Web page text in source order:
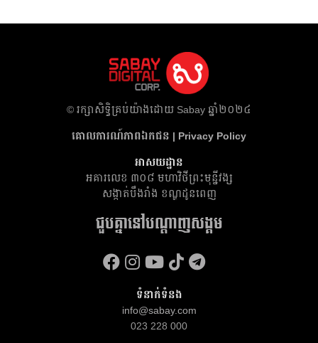
​© រក្សា​សិទ្ធិ​គ្រប់​យ៉ាង​ដោយ​ Sabay ឆ្នាំ​២០២៤
គោលការណ៍​ភាព​ឯកជន | Privacy Policy
អាសយដ្ឋាន
អគារ​លេខ ៣០៨ មហាវិថីព្រះមុន្នីវង្ស
សង្កាត់បឹងរាំង ខណ្ឌដូនពេញ
ជួបគ្នានៅបណ្តាញសង្គម
ទំនាក់ទំនង
info@sabay.com
023 228 000